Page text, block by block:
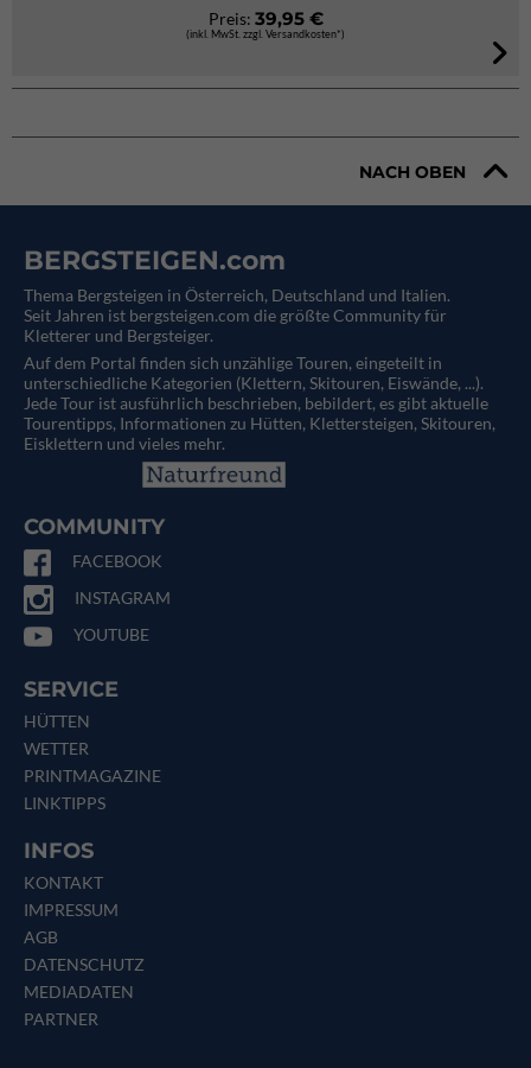
Preis: 39,95 €
(inkl. MwSt. zzgl. Versandkosten*)
NACH OBEN
BERGSTEIGEN.com
Thema Bergsteigen in Österreich, Deutschland und Italien.
Seit Jahren ist bergsteigen.com die größte Community für
Kletterer und Bergsteiger.
Auf dem Portal finden sich unzählige Touren, eingeteilt in
unterschiedliche Kategorien (Klettern, Skitouren, Eiswände, ...).
Jede Tour ist ausführlich beschrieben, bebildert, es gibt aktuelle
Tourentipps, Informationen zu Hütten, Klettersteigen, Skitouren,
Eisklettern und vieles mehr.
COMMUNITY
FACEBOOK
INSTAGRAM
YOUTUBE
SERVICE
HÜTTEN
WETTER
PRINTMAGAZINE
LINKTIPPS
INFOS
KONTAKT
IMPRESSUM
AGB
DATENSCHUTZ
MEDIADATEN
PARTNER